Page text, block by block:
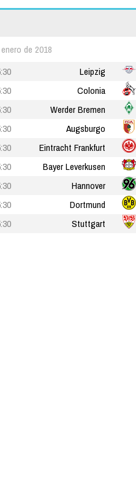
de 2018
Leipzig
Colonia
Werder Bremen
Augsburgo
Eintracht Frankfurt
Bayer Leverkusen
Hannover
Dortmund
Stuttgart